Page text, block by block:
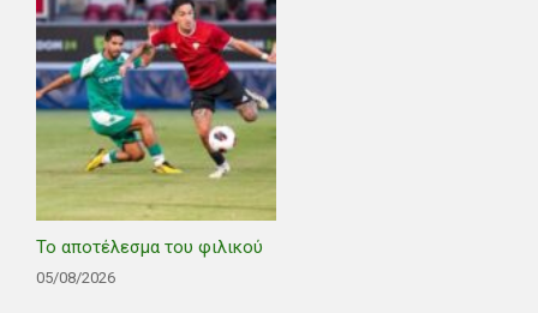
Το αποτέλεσμα του φιλικού
05/08/2026